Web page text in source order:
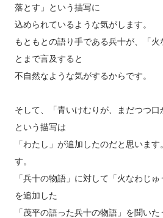
落とす」という描写に
込められているような気がします。
もともとの語り手である兵十が、「火
とまで言及すると
不自然なような気がするからです。
そして、「青いけむりが、まだつつ口
という描写は
「わたし」が追加したのだと思いま
す。
「兵十の物語」に対して「火なわじ
を追加した
「茂平の語った兵十の物語」を聞い